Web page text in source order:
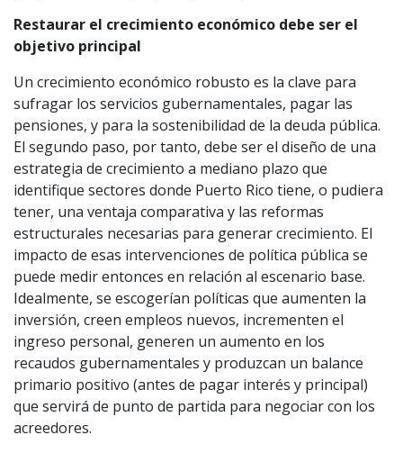
Restaurar el crecimiento económico debe ser el
objetivo principal
Un crecimiento económico robusto es la clave para
sufragar los servicios gubernamentales, pagar las
pensiones, y para la sostenibilidad de la deuda pública.
El segundo paso, por tanto, debe ser el diseño de una
estrategia de crecimiento a mediano plazo que
identifique sectores donde Puerto Rico tiene, o pudiera
tener, una ventaja comparativa y las reformas
estructurales necesarias para generar crecimiento. El
impacto de esas intervenciones de política pública se
puede medir entonces en relación al escenario base.
Idealmente, se escogerían políticas que aumenten la
inversión, creen empleos nuevos, incrementen el
ingreso personal, generen un aumento en los
recaudos gubernamentales y produzcan un balance
primario positivo (antes de pagar interés y principal)
que servirá de punto de partida para negociar con los
acreedores.